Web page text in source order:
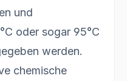
und
oder sogar 95°C
werden.
chemische